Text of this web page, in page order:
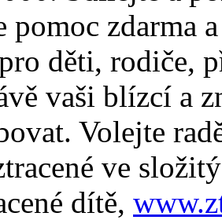
pomoc zdarma
děti, rodiče,
vaši blízcí a
Volejte
ve
dítě,